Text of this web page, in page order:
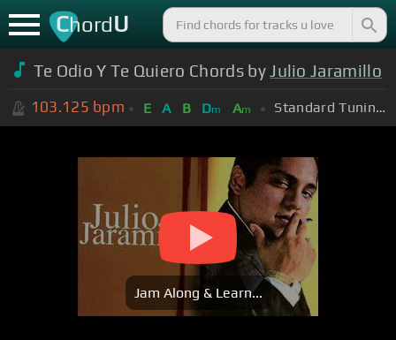
ChordU
Te Odio Y Te Quiero Chords byJulio Jaramillo
103.125 bpm E A B Dm Am Standard Tuning (EADGBE)
Jam Along & Learn...